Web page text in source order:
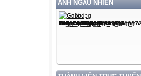
ẢNH NGẪU NHIÊN